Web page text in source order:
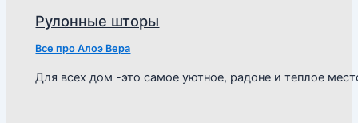
Рулонные шторы
Все про Алоэ Вера
Для всех дом -это самое уютное, радоне и теплое